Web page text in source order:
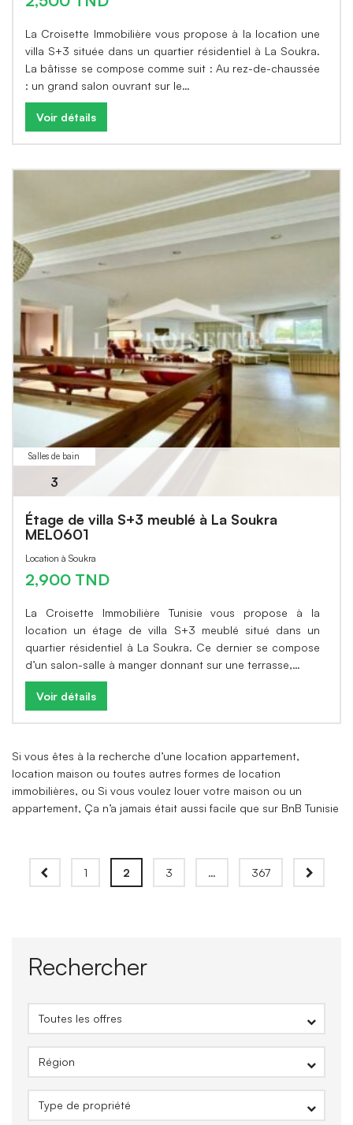
La Croisette Immobilière vous propose à la location une
villa S+3 située dans un quartier résidentiel à La Soukra.
La bâtisse se compose comme suit : Au rez-de-chaussée
: un grand salon ouvrant sur le…
Voir détails
Salles de bain
3
Étage de villa S+3 meublé à La Soukra
MEL0601
Location à Soukra
2,900 TND
La Croisette Immobilière Tunisie vous propose à la
location un étage de villa S+3 meublé situé dans un
quartier résidentiel à La Soukra. Ce dernier se compose
d’un salon-salle à manger donnant sur une terrasse,…
Voir détails
Si vous êtes à la recherche d’une location appartement,
location maison ou toutes autres formes de location
immobilières, ou Si vous voulez louer votre maison ou un
appartement, Ça n’a jamais était aussi facile que sur BnB Tunisie
1 2 3 … 367
Rechercher